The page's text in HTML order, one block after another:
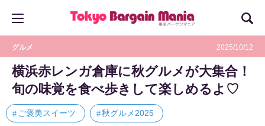
グルメ 2025/10/12
横浜赤レンガ倉庫に秋グルメが大集合！
旬の味覚を食べ歩きして楽しめるよ♡
ご褒美スイーツ 秋グルメ2025